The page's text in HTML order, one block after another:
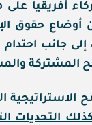
أفريقيا
حقوق
إلى جانب
التحديات